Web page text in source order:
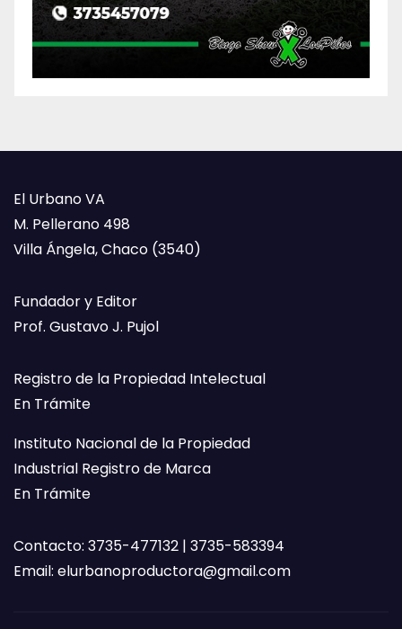
El Urbano VA
M. Pellerano 498
Villa Ángela, Chaco (3540)
Fundador y Editor
Prof. Gustavo J. Pujol
Registro de la Propiedad Intelectual
En Trámite
Instituto Nacional de la Propiedad
Industrial Registro de Marca
En Trámite
Contacto: 3735-477132 | 3735-583394
Email: elurbanoproductora@gmail.com